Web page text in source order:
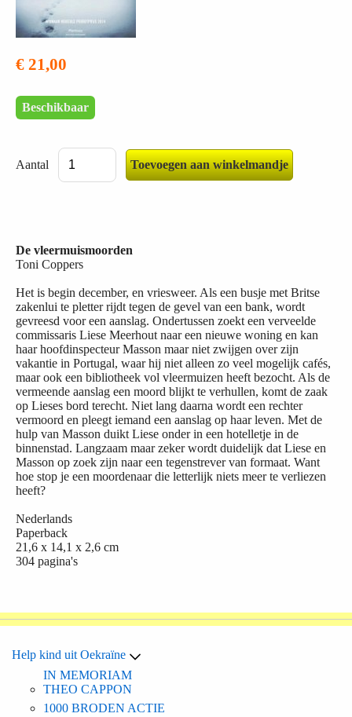
€ 21,00
Beschikbaar
Aantal
De vleermuismoorden
Toni Coppers
Het is begin december, en vriesweer. Als een busje met Britse
zakenlui te pletter rijdt tegen de gevel van een bank, wordt
gevreesd voor een aanslag. Ondertussen zoekt een verveelde
commissaris Liese Meerhout naar een nieuwe woning en kan
haar hoofdinspecteur Masson maar niet zwijgen over zijn
vakantie in Portugal, waar hij niet alleen zo veel mogelijk cafés,
maar ook een bibliotheek vol vleermuizen heeft bezocht. Als de
vermeende aanslag een moord blijkt te verhullen, komt de zaak
op Lieses bord terecht. Niet lang daarna wordt een rechter
vermoord en pleegt iemand een aanslag op haar leven. Met de
hulp van Masson duikt Liese onder in een hotelletje in de
binnenstad. Langzaam maar zeker wordt duidelijk dat Liese en
Masson op zoek zijn naar een tegenstrever van formaat. Want
hoe stop je een moordenaar die letterlijk niets meer te verliezen
heeft?
Nederlands
Paperback
21,6 x 14,1 x 2,6 cm
304 pagina's
Help kind uit Oekraïne
IN MEMORIAM
THEO CAPPON
1000 BRODEN ACTIE